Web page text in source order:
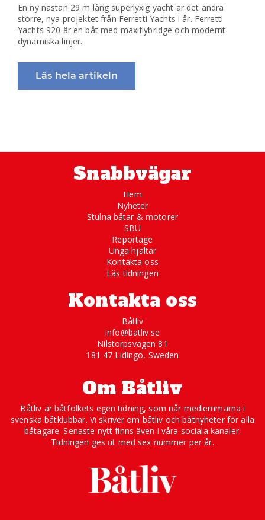
En ny nästan 29 m lång superlyxig yacht är det andra
större, nya projektet från Ferretti Yachts i år. Ferretti
Yachts 920 är en båt med maxiflybridge och modernt
dynamiska linjer.
Läs hela artikeln
Snabbvägar
Hem
Nyheter
Stulna båtar & motorer
SBU
Reportage
Unga hjältar
Kontakta oss
Läs tidningen
Kontakta oss
Båtliv
info@batliv.se
Nilstorpsvägen 81
181 47 Lidingö, Sweden
Om Båtliv
Båtliv är båtfolkets egen tidning, som når medlemmarna i
svenska båtklubbar. Vi skriver om båtliv och båtnyheter för alla
båtägare. Senaste nytt finns även i våra sociala kanaler.
Tidningen ges ut med sex nummer per år.